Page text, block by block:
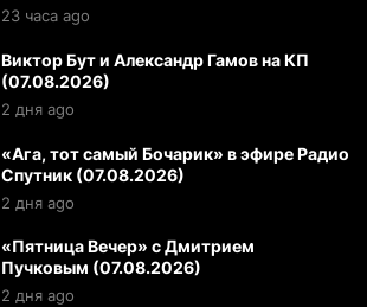
23 часа ago
Виктор Бут и Александр Гамов на КП
(07.08.2026)
2 дня ago
«Ага, тот самый Бочарик» в эфире Радио
Спутник (07.08.2026)
2 дня ago
«Пятница Вечер» с Дмитрием
Пучковым (07.08.2026)
2 дня ago